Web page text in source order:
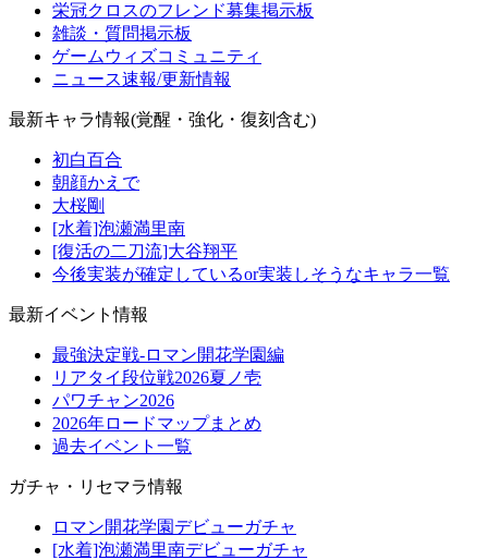
栄冠クロスのフレンド募集掲示板
雑談・質問掲示板
ゲームウィズコミュニティ
ニュース速報/更新情報
最新キャラ情報(覚醒・強化・復刻含む)
初白百合
朝顔かえで
大桜剛
[水着]泡瀬満里南
[復活の二刀流]大谷翔平
今後実装が確定しているor実装しそうなキャラ一覧
最新イベント情報
最強決定戦-ロマン開花学園編
リアタイ段位戦2026夏ノ壱
パワチャン2026
2026年ロードマップまとめ
過去イベント一覧
ガチャ・リセマラ情報
ロマン開花学園デビューガチャ
[水着]泡瀬満里南デビューガチャ